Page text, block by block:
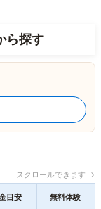
ら探す
スクロールできます →
目安 無料体験